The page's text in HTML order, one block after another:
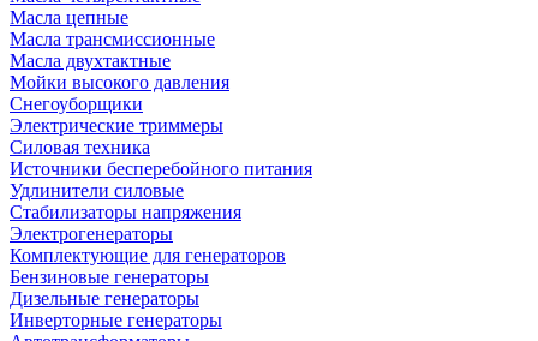
Масла цепные
Масла трансмиссионные
Масла двухтактные
Мойки высокого давления
Снегоуборщики
Электрические триммеры
Силовая техника
Источники бесперебойного питания
Удлинители силовые
Стабилизаторы напряжения
Электрогенераторы
Комплектующие для генераторов
Бензиновые генераторы
Дизельные генераторы
Инверторные генераторы